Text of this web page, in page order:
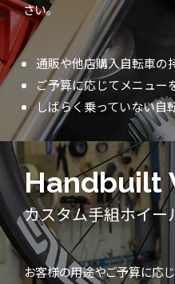
さい。
通販や他店購入自転車の
ご予算に応じてメニュー
しばらく乗っていない自
Handbuilt
カスタム手組ホイー
お客様の用途やご予算に応